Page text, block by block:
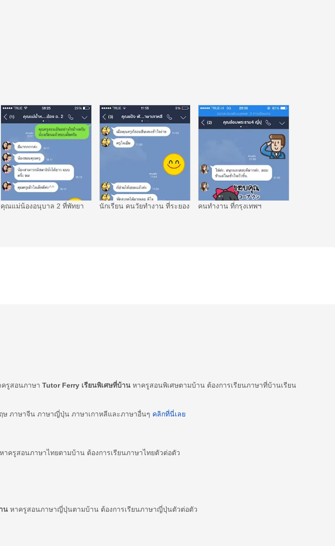
คุณแม่น้องอนุบาล 2 ที่พัทยา นักเรียน คนวัยทำงาน ที่ระยอง คนทำงาน ที่กรุงเทพฯ
ครูสอนภาษา Tutor Ferry เรียนพิเศษที่บ้าน หาครูสอนพิเศษตามบ้าน ต้องการเรียนภาษาที่บ้านเรียน
ภาษาจีน ภาษาญี่ปุ่น ภาษาเกาหลีและภาษาอื่นๆ คลิกที่นี่เลย
หาครูสอนภาษาไทยตามบ้าน ต้องการเรียนภาษาไทยตัวต่อตัว
น หาครูสอนภาษาญี่ปุ่นตามบ้าน ต้องการเรียนภาษาญี่ปุ่นตัวต่อตัว